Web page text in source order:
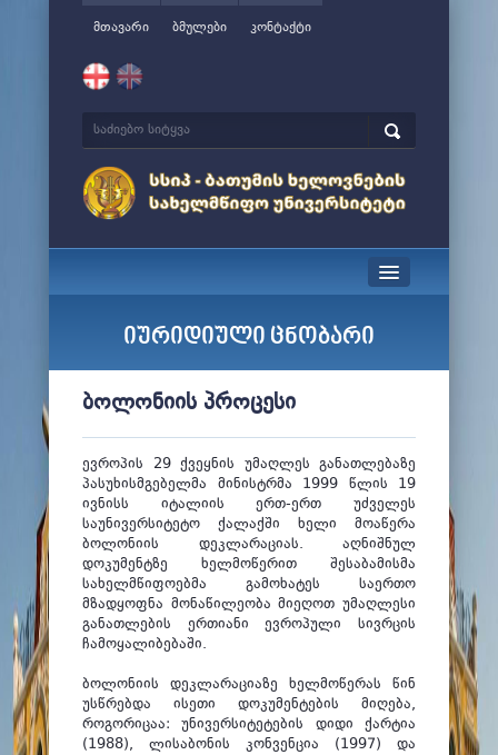
მთავარი ბმულები კონტაქტი
მართვა
სწავლა
ფაკულტეტები
სტუდენტური ცხოვრება
მიღება 2026
კარიერული მხარდაჭერა
იურიდიული ცნობარი
ბოლონიის პროცესი
ევროპის 29 ქვეყნის უმაღლეს განათლებაზე
პასუხისმგებელმა მინისტრმა 1999 წლის 19
ივნისს იტალიის ერთ-ერთ უძველეს
საუნივერსიტეტო ქალაქში ხელი მოაწერა
ბოლონიის დეკლარაციას. აღნიშნულ
დოკუმენტზე ხელმოწერით შესაბამისმა
სახელმწიფოებმა გამოხატეს საერთო
მზადყოფნა მონაწილეობა მიეღოთ უმაღლესი
განათლების ერთიანი ევროპული სივრცის
ჩამოყალიბებაში.
ბოლონიის დეკლარაციაზე ხელმოწერას წინ
უსწრებდა ისეთი დოკუმენტების მიღება,
როგორიცაა: უნივერსიტეტების დიდი ქარტია
(1988), ლისაბონის კონვენცია (1997) და